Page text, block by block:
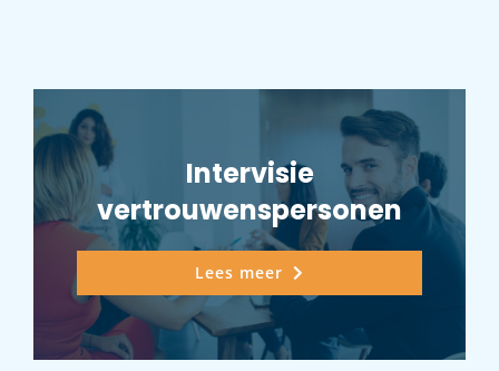
Intervisie
vertrouwenspersonen
Lees meer